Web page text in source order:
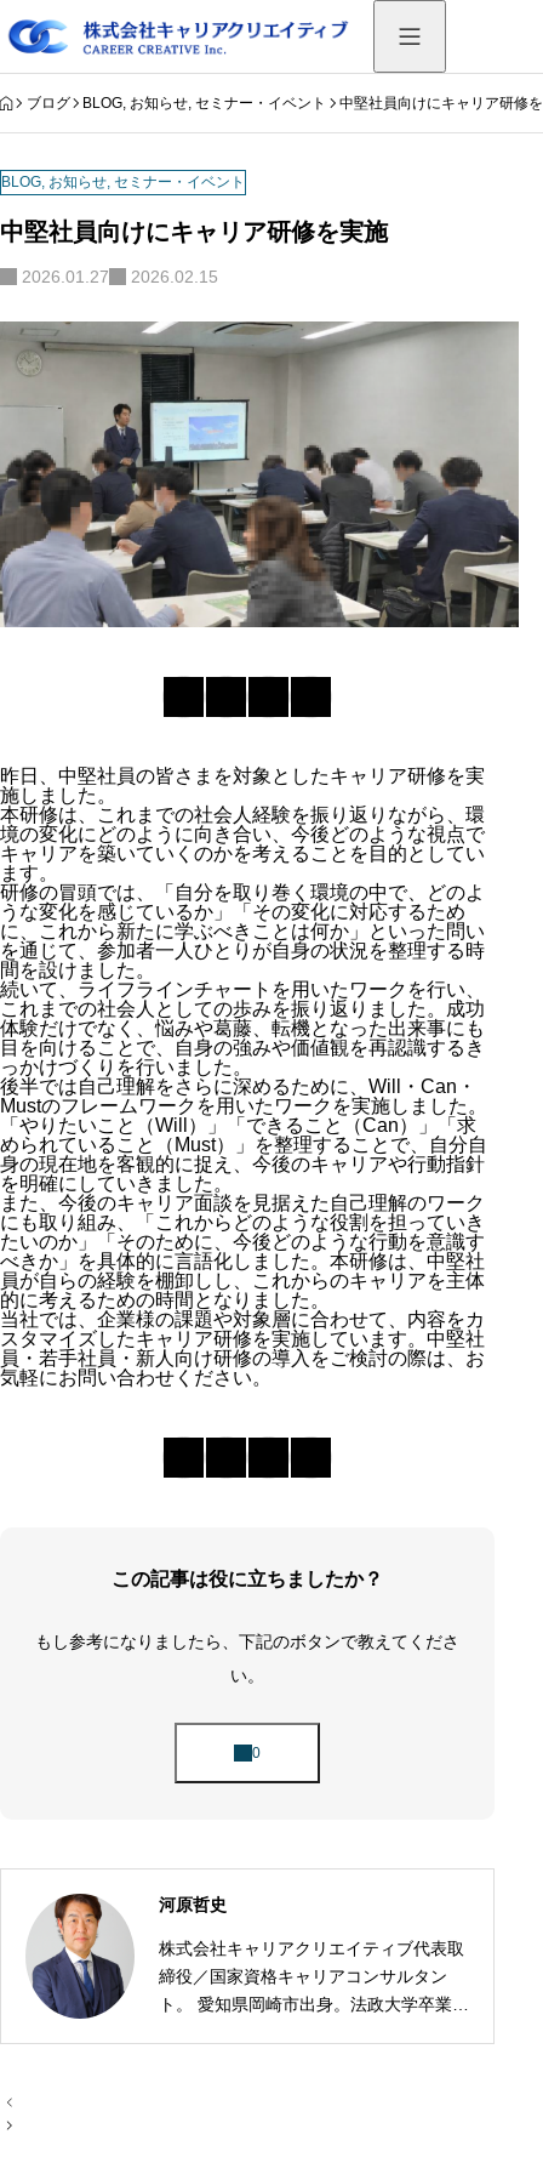
HOME
ブログ BLOG, お知らせ,セミナー・イベント 中堅社員向けにキャリア研修
BLOG, お知らせ, セミナー・イベント
中堅社員向けにキャリア研修を実施
2026.01.27 2026.02.15
昨日、中堅社員の皆さまを対象としたキャリア研修を実
施しました。
本研修は、これまでの社会人経験を振り返りながら、環
境の変化にどのように向き合い、今後どのような視点で
キャリアを築いていくのかを考えることを目的としてい
ます。
研修の冒頭では、「自分を取り巻く環境の中で、どのよ
うな変化を感じているか」「その変化に対応するため
に、これから新たに学ぶべきことは何か」といった問い
を通じて、参加者一人ひとりが自身の状況を整理する時
間を設けました。
続いて、ライフラインチャートを用いたワークを行い、
これまでの社会人としての歩みを振り返りました。成功
体験だけでなく、悩みや葛藤、転機となった出来事にも
目を向けることで、自身の強みや価値観を再認識するき
っかけづくりを行いました。
後半では自己理解をさらに深めるために、Will・Can・
Mustのフレームワークを用いたワークを実施しました。
「やりたいこと（Will）」「できること（Can）」「求
められていること（Must）」を整理することで、自分自
身の現在地を客観的に捉え、今後のキャリアや行動指針
を明確にしていきました。
また、今後のキャリア面談を見据えた自己理解のワーク
にも取り組み、「これからどのような役割を担っていき
たいのか」「そのために、今後どのような行動を意識す
べきか」を具体的に言語化しました。本研修は、中堅社
員が自らの経験を棚卸しし、これからのキャリアを主体
的に考えるための時間となりました。
当社では、企業様の課題や対象層に合わせて、内容をカ
スタマイズしたキャリア研修を実施しています。中堅社
員・若手社員・新人向け研修の導入をご検討の際は、お
気軽にお問い合わせください。
この記事は役に立ちましたか？
もし参考になりましたら、下記のボタンで教えてくださ
い。
河原哲史
株式会社キャリアクリエイティブ代表取
締役／国家資格キャリアコンサルタン
ト。 愛知県岡崎市出身。法政大学卒業
投
稿